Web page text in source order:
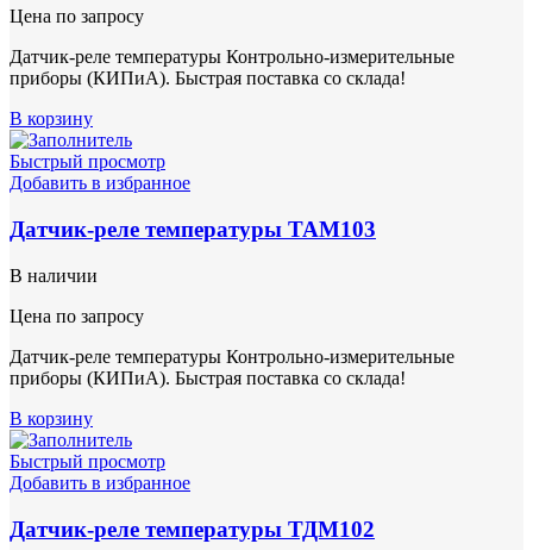
Цена по запросу
Датчик-реле температуры Контрольно-измерительные
приборы (КИПиА). Быстрая поставка со склада!
В корзину
Быстрый просмотр
Добавить в избранное
Датчик-реле температуры ТАМ103
В наличии
Цена по запросу
Датчик-реле температуры Контрольно-измерительные
приборы (КИПиА). Быстрая поставка со склада!
В корзину
Быстрый просмотр
Добавить в избранное
Датчик-реле температуры ТДМ102